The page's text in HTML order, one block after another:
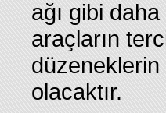
ağı gibi
araçların
düzeneklerin
olacaktır.